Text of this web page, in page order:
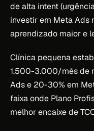
de alta intent
investir em Meta Ads
aprendizado maior e
Clínica pequena
1.500-3.000/mês de
Ads e 20-30% em
faixa onde Plano
melhor encaixe de